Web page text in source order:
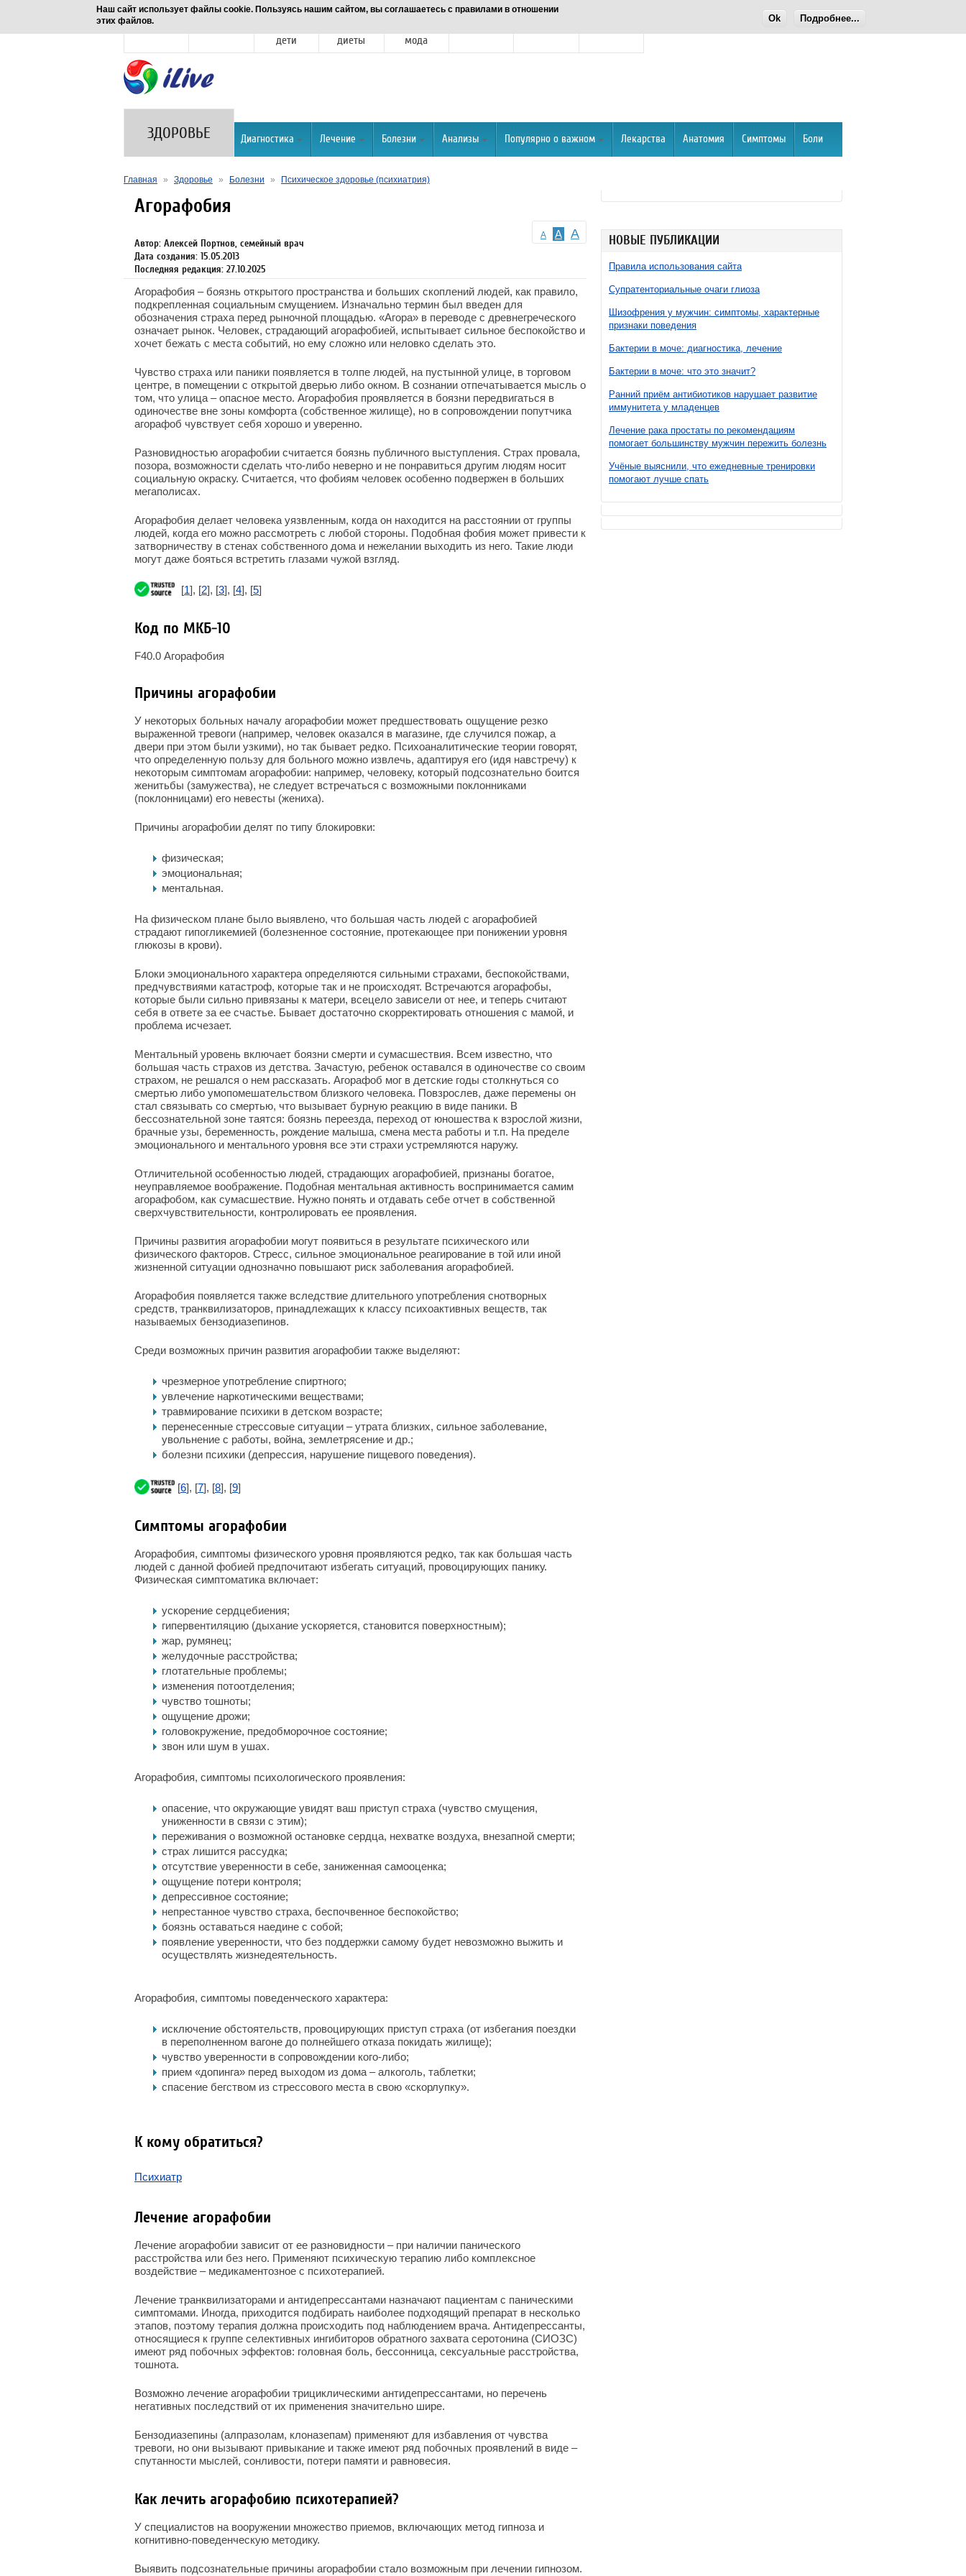
Наш сайт использует файлы cookie. Пользуясь нашим сайтом, вы соглашаетесь с правилами в отношении
этих файлов.
Ok Подробнее...
Новости
дети
диеты
мода
ЗДОРОВЬЕ Диагностика Лечение Болезни Анализы Популярно о важном Лекарства Анатомия Симптомы Боли
Главная » Здоровье » Болезни » Психическое здоровье (психиатрия)
НОВЫЕ ПУБЛИКАЦИИ
Правила использования сайта
Супратенториальные очаги глиоза
Шизофрения у мужчин: симптомы, характерные
признаки поведения
Бактерии в моче: диагностика, лечение
Бактерии в моче: что это значит?
Ранний приём антибиотиков нарушает развитие
иммунитета у младенцев
Лечение рака простаты по рекомендациям
помогает большинству мужчин пережить болезнь
Учёные выяснили, что ежедневные тренировки
помогают лучше спать
A A A
Агорафобия
Автор: Алексей Портнов, семейный врач
Дата создания: 15.05.2013
Последняя редакция: 27.10.2025
Агорафобия – боязнь открытого пространства и больших скоплений людей, как правило,
подкрепленная социальным смущением. Изначально термин был введен для
обозначения страха перед рыночной площадью. «Агора» в переводе с древнегреческого
означает рынок. Человек, страдающий агорафобией, испытывает сильное беспокойство и
хочет бежать с места событий, но ему сложно или неловко сделать это.
Чувство страха или паники появляется в толпе людей, на пустынной улице, в торговом
центре, в помещении с открытой дверью либо окном. В сознании отпечатывается мысль о
том, что улица – опасное место. Агорафобия проявляется в боязни передвигаться в
одиночестве вне зоны комфорта (собственное жилище), но в сопровождении попутчика
агорафоб чувствует себя хорошо и уверенно.
Разновидностью агорафобии считается боязнь публичного выступления. Страх провала,
позора, возможности сделать что-либо неверно и не понравиться другим людям носит
социальную окраску. Считается, что фобиям человек особенно подвержен в больших
мегаполисах.
Агорафобия делает человека уязвленным, когда он находится на расстоянии от группы
людей, когда его можно рассмотреть с любой стороны. Подобная фобия может привести к
затворничеству в стенах собственного дома и нежелании выходить из него. Такие люди
могут даже бояться встретить глазами чужой взгляд.
[1], [2], [3], [4], [5]
Код по МКБ-10
F40.0 Агорафобия
Причины агорафобии
У некоторых больных началу агорафобии может предшествовать ощущение резко
выраженной тревоги (например, человек оказался в магазине, где случился пожар, а
двери при этом были узкими), но так бывает редко. Психоаналитические теории говорят,
что определенную пользу для больного можно извлечь, адаптируя его (идя навстречу) к
некоторым симптомам агорафобии: например, человеку, который подсознательно боится
женитьбы (замужества), не следует встречаться с возможными поклонниками
(поклонницами) его невесты (жениха).
Причины агорафобии делят по типу блокировки:
физическая;
эмоциональная;
ментальная.
На физическом плане было выявлено, что большая часть людей с агорафобией
страдают гипогликемией (болезненное состояние, протекающее при понижении уровня
глюкозы в крови).
Блоки эмоционального характера определяются сильными страхами, беспокойствами,
предчувствиями катастроф, которые так и не происходят. Встречаются агорафобы,
которые были сильно привязаны к матери, всецело зависели от нее, и теперь считают
себя в ответе за ее счастье. Бывает достаточно скорректировать отношения с мамой, и
проблема исчезает.
Ментальный уровень включает боязни смерти и сумасшествия. Всем известно, что
большая часть страхов из детства. Зачастую, ребенок оставался в одиночестве со своим
страхом, не решался о нем рассказать. Агорафоб мог в детские годы столкнуться со
смертью либо умопомешательством близкого человека. Повзрослев, даже перемены он
стал связывать со смертью, что вызывает бурную реакцию в виде паники. В
бессознательной зоне таятся: боязнь переезда, переход от юношества к взрослой жизни,
брачные узы, беременность, рождение малыша, смена места работы и т.п. На пределе
эмоционального и ментального уровня все эти страхи устремляются наружу.
Отличительной особенностью людей, страдающих агорафобией, признаны богатое,
неуправляемое воображение. Подобная ментальная активность воспринимается самим
агорафобом, как сумасшествие. Нужно понять и отдавать себе отчет в собственной
сверхчувствительности, контролировать ее проявления.
Причины развития агорафобии могут появиться в результате психического или
физического факторов. Стресс, сильное эмоциональное реагирование в той или иной
жизненной ситуации однозначно повышают риск заболевания агорафобией.
Агорафобия появляется также вследствие длительного употребления снотворных
средств, транквилизаторов, принадлежащих к классу психоактивных веществ, так
называемых бензодиазепинов.
Среди возможных причин развития агорафобии также выделяют:
чрезмерное употребление спиртного;
увлечение наркотическими веществами;
травмирование психики в детском возрасте;
перенесенные стрессовые ситуации – утрата близких, сильное заболевание,
увольнение с работы, война, землетрясение и др.;
болезни психики (депрессия, нарушение пищевого поведения).
[6], [7], [8], [9]
Симптомы агорафобии
Агорафобия, симптомы физического уровня проявляются редко, так как большая часть
людей с данной фобией предпочитают избегать ситуаций, провоцирующих панику.
Физическая симптоматика включает:
ускорение сердцебиения;
гипервентиляцию (дыхание ускоряется, становится поверхностным);
жар, румянец;
желудочные расстройства;
глотательные проблемы;
изменения потоотделения;
чувство тошноты;
ощущение дрожи;
головокружение, предобморочное состояние;
звон или шум в ушах.
Агорафобия, симптомы психологического проявления:
опасение, что окружающие увидят ваш приступ страха (чувство смущения,
униженности в связи с этим);
переживания о возможной остановке сердца, нехватке воздуха, внезапной смерти;
страх лишится рассудка;
отсутствие уверенности в себе, заниженная самооценка;
ощущение потери контроля;
депрессивное состояние;
непрестанное чувство страха, беспочвенное беспокойство;
боязнь оставаться наедине с собой;
появление уверенности, что без поддержки самому будет невозможно выжить и
осуществлять жизнедеятельность.
Агорафобия, симптомы поведенческого характера:
исключение обстоятельств, провоцирующих приступ страха (от избегания поездки
в переполненном вагоне до полнейшего отказа покидать жилище);
чувство уверенности в сопровождении кого-либо;
прием «допинга» перед выходом из дома – алкоголь, таблетки;
спасение бегством из стрессового места в свою «скорлупку».
К кому обратиться?
Психиатр
Лечение агорафобии
Лечение агорафобии зависит от ее разновидности – при наличии панического
расстройства или без него. Применяют психическую терапию либо комплексное
воздействие – медикаментозное с психотерапией.
Лечение транквилизаторами и антидепрессантами назначают пациентам с паническими
симптомами. Иногда, приходится подбирать наиболее подходящий препарат в несколько
этапов, поэтому терапия должна происходить под наблюдением врача. Антидепрессанты,
относящиеся к группе селективных ингибиторов обратного захвата серотонина (СИОЗС)
имеют ряд побочных эффектов: головная боль, бессонница, сексуальные расстройства,
тошнота.
Возможно лечение агорафобии трициклическими антидепрессантами, но перечень
негативных последствий от их применения значительно шире.
Бензодиазепины (алпразолам, клоназепам) применяют для избавления от чувства
тревоги, но они вызывают привыкание и также имеют ряд побочных проявлений в виде –
спутанности мыслей, сонливости, потери памяти и равновесия.
Как лечить агорафобию психотерапией?
У специалистов на вооружении множество приемов, включающих метод гипноза и
когнитивно-поведенческую методику.
Выявить подсознательные причины агорафобии стало возможным при лечении гипнозом.